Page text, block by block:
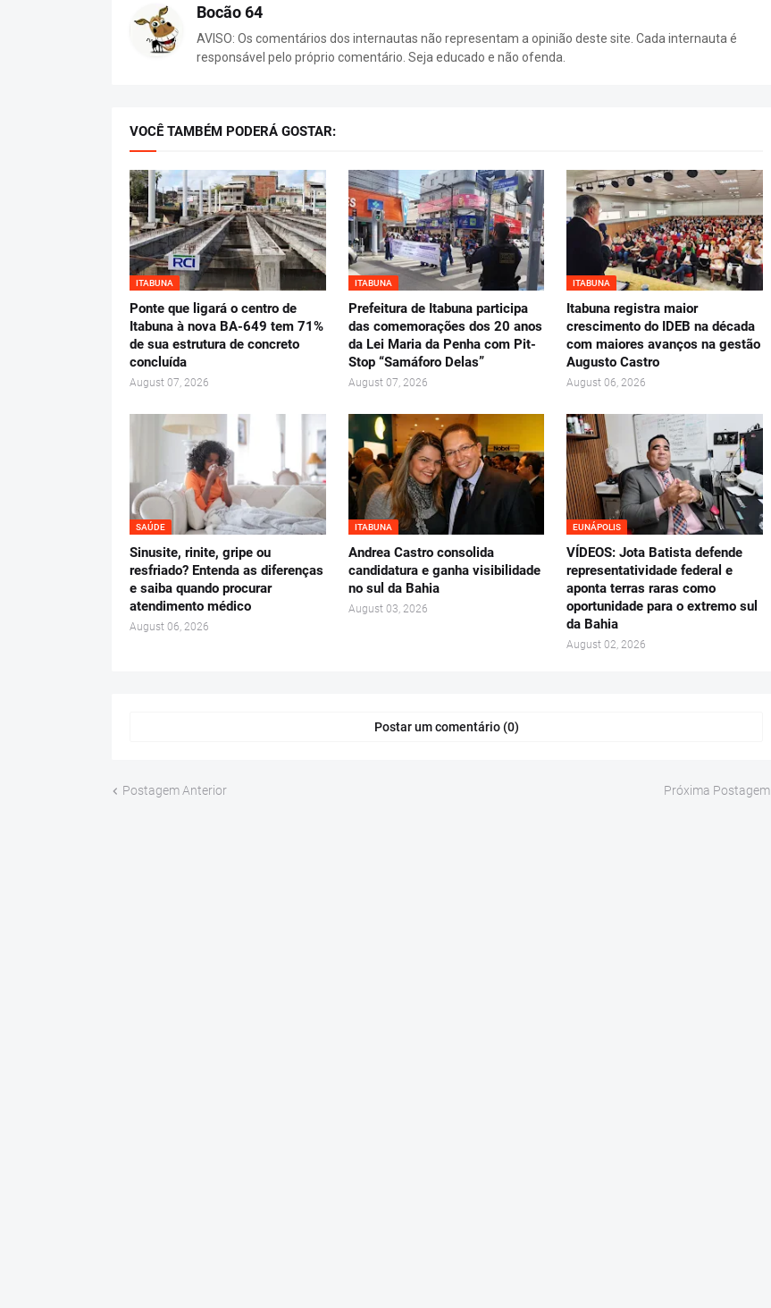
Bocão 64
AVISO: Os comentários dos internautas não representam a opinião deste site. Cada internauta é
responsável pelo próprio comentário. Seja educado e não ofenda.
VOCÊ TAMBÉM PODERÁ GOSTAR:
ITABUNA
Ponte que ligará o centro de
Itabuna à nova BA-649 tem 71%
de sua estrutura de concreto
concluída
August 07, 2026
ITABUNA
Prefeitura de Itabuna participa
das comemorações dos 20 anos
da Lei Maria da Penha com Pit-
Stop “Samáforo Delas”
August 07, 2026
ITABUNA
Itabuna registra maior
crescimento do IDEB na década
com maiores avanços na gestão
Augusto Castro
August 06, 2026
SAÚDE
Sinusite, rinite, gripe ou
resfriado? Entenda as diferenças
e saiba quando procurar
atendimento médico
August 06, 2026
ITABUNA
Andrea Castro consolida
candidatura e ganha visibilidade
no sul da Bahia
August 03, 2026
EUNÁPOLIS
VÍDEOS: Jota Batista defende
representatividade federal e
aponta terras raras como
oportunidade para o extremo sul
da Bahia
August 02, 2026
Postar um comentário (0)
Postagem Anterior Próxima Postagem